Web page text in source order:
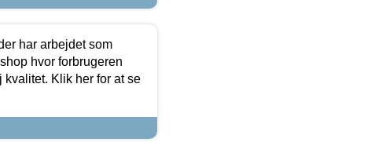
har arbejdet som
hvor forbrugeren
kvalitet. Klik her for at se